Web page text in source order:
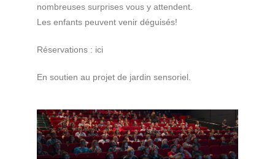
nombreuses surprises vous y attendent.
Les enfants peuvent venir déguisés!
Réservations : ici
En soutien au projet de jardin sensoriel.